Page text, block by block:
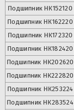
Подшипник НК152120
Подшипник НК162220
Подшипник НК172320
Подшипник НК182420
Подшипник НК202620
Подшипник НК222820
Подшипник НК253224
Подшипник НК283524